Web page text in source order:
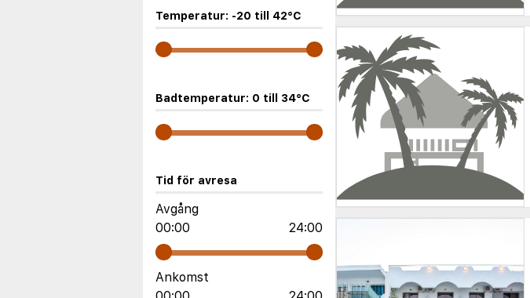
Temperatur: -20 till 42°C
Badtemperatur: 0 till 34°C
Tid för avresa
Avgång
00:00
24:00
Ankomst